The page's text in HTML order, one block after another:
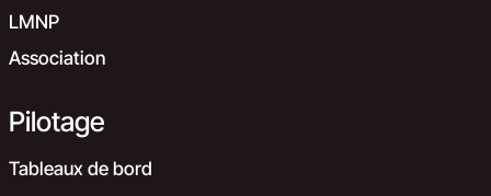
LMNP
Association
Pilotage
Tableaux de bord